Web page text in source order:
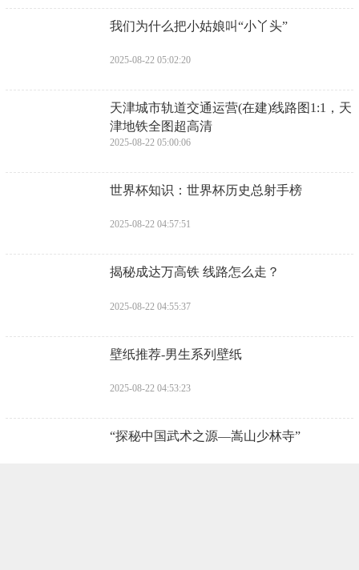
​我们为什么把小姑娘叫“小丫头”
2025-08-22 05:02:20
​天津城市轨道交通运营(在建)线路图1:1，天
津地铁全图超高清
2025-08-22 05:00:06
​世界杯知识：世界杯历史总射手榜
2025-08-22 04:57:51
​揭秘成达万高铁 线路怎么走？
2025-08-22 04:55:37
​壁纸推荐-男生系列壁纸
2025-08-22 04:53:23
​“探秘中国武术之源—嵩山少林寺”